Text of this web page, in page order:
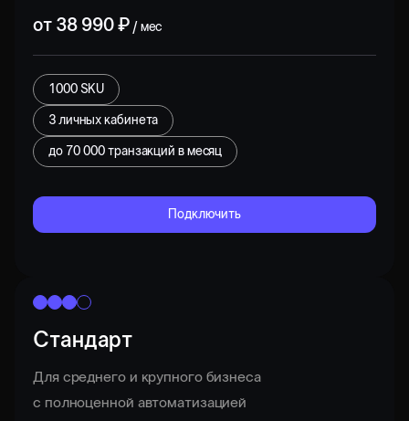
от 38 990 ₽/ мес
1000 SKU
3 личных кабинета
до 70 000 транзакций в месяц
Подключить
Стандарт
Для среднего и крупного бизнеса
с полноценной автоматизацией